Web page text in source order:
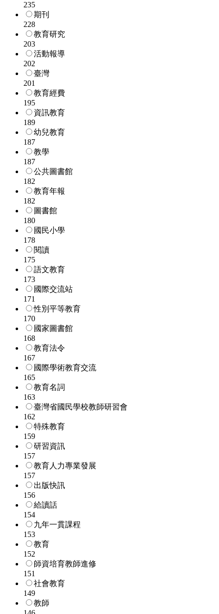
235
期刊
228
教育研究
203
活動報導
202
臺灣
201
教育經費
195
資訊教育
189
幼兒教育
187
教學
187
公共圖書館
182
教育年報
182
圖書館
180
國民小學
178
閱讀
175
語文教育
173
國際交流站
171
性別平等教育
170
國家圖書館
168
教育法令
167
國際學術教育交流
165
教育名詞
163
臺灣省國民學校教師研習會
162
特殊教育
159
研習資訊
157
教育人力專業發展
157
出版快訊
156
給讀話
154
九年一貫課程
153
教育
152
師資培育教師進修
151
社會教育
149
教師